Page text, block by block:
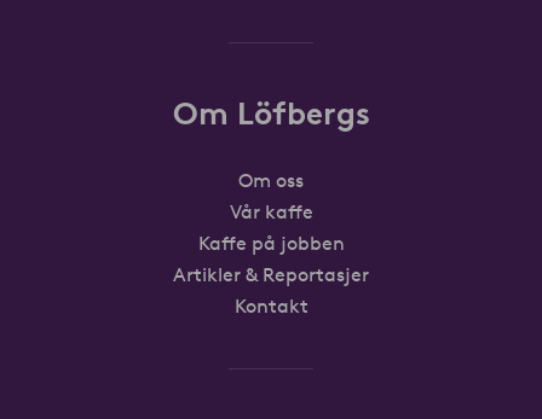
Om Löfbergs
Om oss
Vår kaffe
Kaffe på jobben
Artikler & Reportasjer
Kontakt